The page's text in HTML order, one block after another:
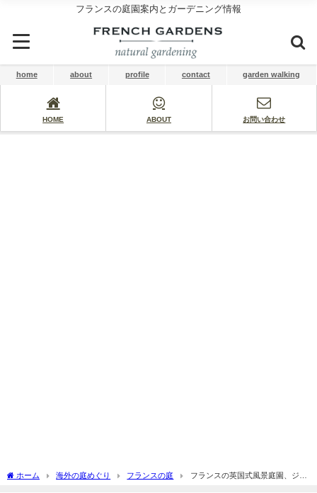
フランスの庭園案内とガーデニング情報
home about profile contact garden walking
HOME ABOUT お問い合わせ
ホーム 海外の庭めぐり フランスの庭
フランスの英国式風景庭園、ジャ